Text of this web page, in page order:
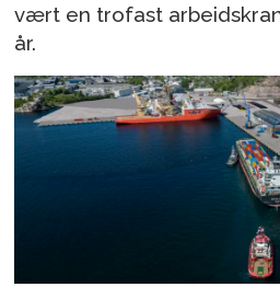
vært en trofast
år.